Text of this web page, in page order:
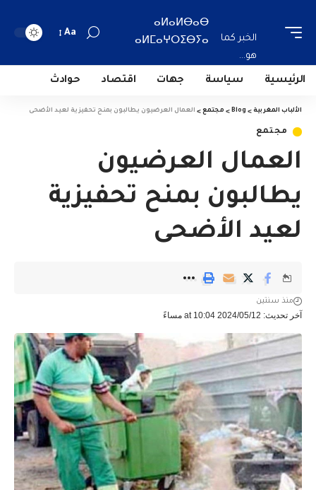
الخبر كما
هو...
ⴰⵍⴰⵍⴱⴰⴱ
ⴰⵍⵎⴰⵖⵔⵉⴱⵢⴰ
Aa
الرئيسية سياسة جهات اقتصاد حوادث
الألباب المغربية >
Blog
> مجتمع > العمال العرضيون يطالبون بمنح تحفيزية لعيد الأضحى
مجتمع
العمال العرضيون
يطالبون بمنح تحفيزية
لعيد الأضحى
آخر تحديث: 2024/05/12 at 10:04 مساءً
منذ سنتين